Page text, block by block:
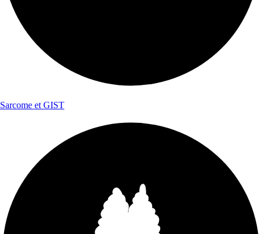
Sarcome et GIST